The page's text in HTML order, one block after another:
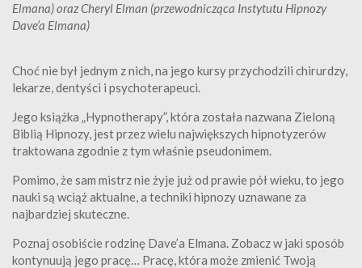
Elmana) oraz Cheryl Elman (przewodnicząca Instytutu Hipnozy
Dave’a Elmana)
Choć nie był jednym z nich, na jego kursy przychodzili chirurdzy,
lekarze, dentyści i psychoterapeuci.
Jego książka „Hypnotherapy”, która została nazwana Zieloną
Biblią Hipnozy, jest przez wielu największych hipnotyzerów
traktowana zgodnie z tym właśnie pseudonimem.
Pomimo, że sam mistrz nie żyje już od prawie pół wieku, to jego
nauki są wciąż aktualne, a techniki hipnozy uznawane za
najbardziej skuteczne.
Poznaj osobiście rodzinę Dave’a Elmana. Zobacz w jaki sposób
kontynuują jego pracę… Pracę, która może zmienić Twoją